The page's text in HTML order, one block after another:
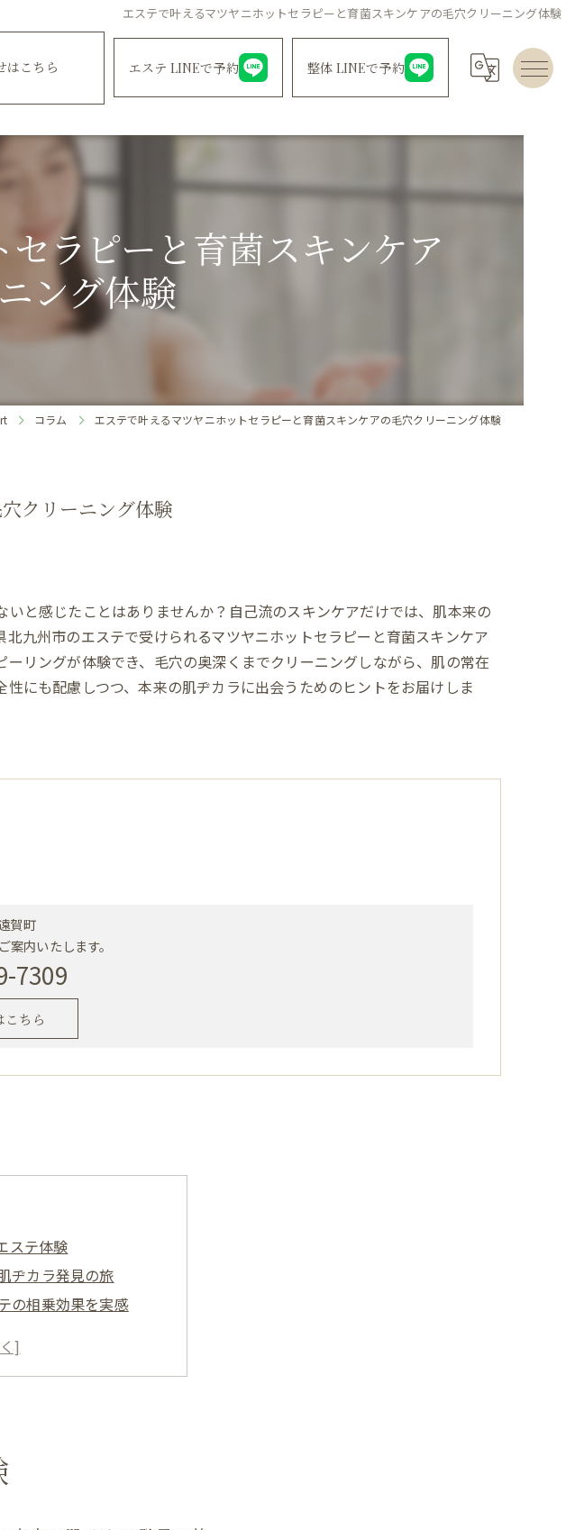
エステで叶えるマツヤニホットセラピーと育菌スキンケアの毛穴クリーニング体験
はこちら エステ LINEで予約 整体 LINEで予約
ラピーと育菌スキンケア
ング体験
コラム エステで叶えるマツヤニホットセラピーと育菌スキンケアの毛穴クリーニング体験
クリーニング体験
と感じたことはありませんか？自己流のスキンケアだけでは、肌本来の
九州市のエステで受けられるマツヤニホットセラピーと育菌スキンケア
リングが体験でき、毛穴の奥深くまでクリーニングしながら、肌の常在
にも配慮しつつ、本来の肌ヂカラに出会うためのヒントをお届けしま
賀町
内いたします。
7309
こちら
ステ体験
ヂカラ発見の旅
の相乗効果を実感
でダウンタイムなし
明感を実感